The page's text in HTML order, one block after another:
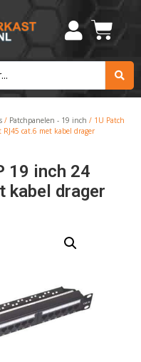
/ Patchpanelen - 19 inch / 1U Patch
cat.6 met kabel drager
19 inch 24
kabel drager